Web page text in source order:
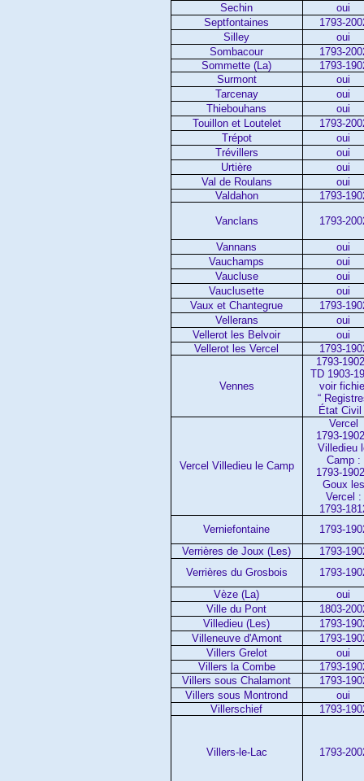
Sechin
oui
Septfontaines
1793-
Silley
oui
Sombacour
1793-
Sommette (La)
1793-
Surmont
oui
Tarcenay
oui
Thiebouhans
oui
Touillon et Loutelet
1793-
Trépot
oui
Trévillers
oui
Urtière
oui
Val de Roulans
oui
Valdahon
1793-
Vanclans 1793-
Vannans
oui
Vauchamps
oui
Vaucluse
oui
Vauclusette
oui
Vaux et Chantegrue
1793-
Vellerans
oui
Vellerot les Belvoir
oui
Vellerot les Vercel
1793-
Vennes
1793-
TD 1903-
voir
“
État Civil
Vercel Villedieu le Camp
Vercel
1793-
Villedieu
Camp :
1793-
Goux les
Vercel :
1793-
Verniefontaine
1793-
Verrières de Joux (Les)
1793-
Verrières du Grosbois
1793-
Vèze (La)
oui
Ville du Pont
1803-
Villedieu (Les)
1793-
Villeneuve d'Amont
1793-
Villers Grelot
oui
Villers la Combe
1793-
Villers sous Chalamont
1793-
Villers sous Montrond
oui
Villerschief
1793-
Villers-le-Lac 1793-